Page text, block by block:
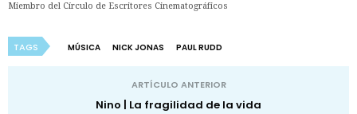
Miembro del Círculo de Escritores Cinematográficos
TAGS MÚSICA NICK JONAS PAUL RUDD
ARTÍCULO ANTERIOR
Nino | La fragilidad de la vida